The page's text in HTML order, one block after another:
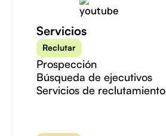
Servicios
Reclutar
Prospección
Búsqueda de ejecutivos
Servicios de reclutamiento